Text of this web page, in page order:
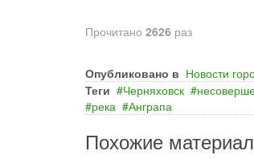
Прочитано 2626 раз
Опубликовано в Новости
Теги
Черняховск
река
Анграпа
Похожие